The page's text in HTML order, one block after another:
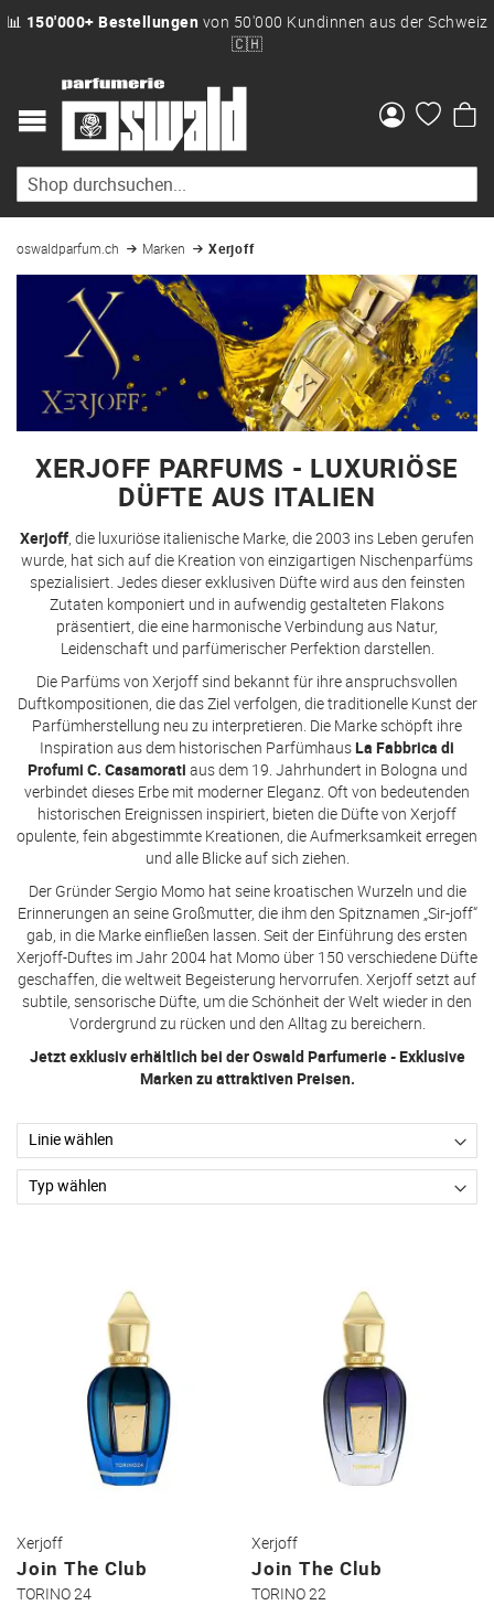
📊 150'000+ Bestellungen von 50'000 Kundinnen aus der Schweiz
🇨🇭
oswaldparfum.ch Marken Xerjoff
XERJOFF PARFUMS - LUXURIÖSE
DÜFTE AUS ITALIEN
Xerjoff , die luxuriöse italienische Marke, die 2003 ins Leben gerufen
wurde, hat sich auf die Kreation von einzigartigen Nischenparfüms
spezialisiert. Jedes dieser exklusiven Düfte wird aus den feinsten
Zutaten komponiert und in aufwendig gestalteten Flakons
präsentiert, die eine harmonische Verbindung aus Natur,
Leidenschaft und parfümerischer Perfektion darstellen.
Die Parfüms von Xerjoff sind bekannt für ihre anspruchsvollen
Duftkompositionen, die das Ziel verfolgen, die traditionelle Kunst der
Parfümherstellung neu zu interpretieren. Die Marke schöpft ihre
Inspiration aus dem historischen ParfümhausLa Fabbrica di
Profumi C. Casamorati aus dem 19. Jahrhundert in Bologna und
verbindet dieses Erbe mit moderner Eleganz. Oft von bedeutenden
historischen Ereignissen inspiriert, bieten die Düfte von Xerjoff
opulente, fein abgestimmte Kreationen, die Aufmerksamkeit erregen
und alle Blicke auf sich ziehen.
Der Gründer Sergio Momo hat seine kroatischen Wurzeln und die
Erinnerungen an seine Großmutter, die ihm den Spitznamen „Sir-joff“
gab, in die Marke einfließen lassen. Seit der Einführung des ersten
Xerjoff-Duftes im Jahr 2004 hat Momo über 150 verschiedene Düfte
geschaffen, die weltweit Begeisterung hervorrufen. Xerjoff setzt auf
subtile, sensorische Düfte, um die Schönheit der Welt wieder in den
Vordergrund zu rücken und den Alltag zu bereichern.
Jetzt exklusiv erhältlich bei der Oswald Parfumerie - Exklusive
Marken zu attraktiven Preisen.
Xerjoff
Join The Club
TORINO 24
Xerjoff
Join The Club
TORINO 22